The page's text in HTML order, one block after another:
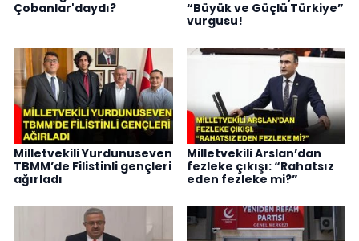
Çobanlar'daydı?
“Büyük ve Güçlü Türkiye”
vurgusu!
Milletvekili Yurdunuseven
TBMM’de Filistinli gençleri
ağırladı
Milletvekili Arslan’dan
fezleke çıkışı: “Rahatsız
eden fezleke mi?”